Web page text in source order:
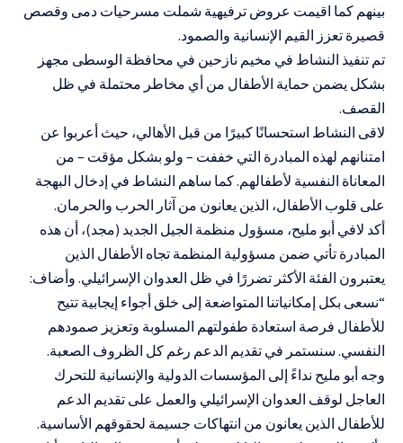
بينهم كما اقيمت عروض ترفيهية شملت مسرحيات دمى وقصص
قصيرة تعزز القيم الإنسانية والصمود.
تم تنفيذ النشاط في مخيم نازحين في محافظة الوسطى مجهز
بشكل يضمن حماية الأطفال من أي مخاطر محتملة في ظل
القصف.
لاقى النشاط استحسانًا كبيرًا من قبل الأهالي، حيث أعربوا عن
امتنانهم لهذه المبادرة التي خففت – ولو بشكل مؤقت – من
المعاناة النفسية لأطفالهم. كما ساهم النشاط في إدخال البهجة
على قلوب الأطفال، الذين يعانون من آثار الحرب والحرمان.
أكد لافي أبو مليح، مسؤول منظمة الجيل الجديد (مجد)، أن هذه
المبادرة تأتي ضمن مسؤولية المنظمة تجاه الأطفال الذين
يعتبرون الفئة الأكثر تضررًا في ظل العدوان الإسرائيلي. وأضاف:
“نسعى بكل إمكانياتنا المتواضعة إلى خلق أجواء إيجابية تتيح
للأطفال فرصة استعادة طفولتهم المسلوبة وتعزيز صمودهم
النفسي. سنستمر في تقديم الدعم رغم كل الظروف الصعبة.
وجه أبو مليح نداءً إلى المؤسسات الدولية والإنسانية للتحرك
العاجل لوقف العدوان الإسرائيلي والعمل على تقديم الدعم
للأطفال الذين يعانون من انتهاكات جسيمة لحقوقهم الأساسية.